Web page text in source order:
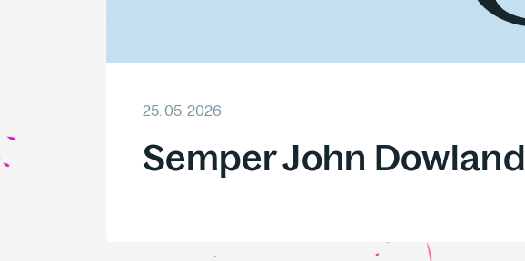
25. 05. 2026
Semper John Dowland